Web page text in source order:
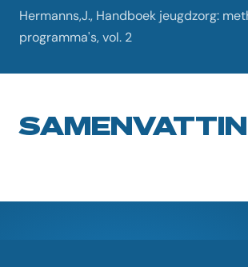
Hermanns,J., Handboek jeugdzorg:
programma's, vol. 2